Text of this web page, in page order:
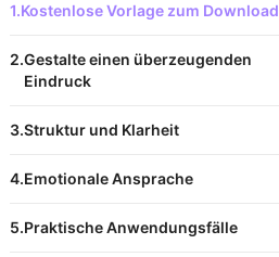
Kostenlose Vorlage zum Download
Gestalte einen überzeugenden
Eindruck
Struktur und Klarheit
Emotionale Ansprache
Praktische Anwendungsfälle